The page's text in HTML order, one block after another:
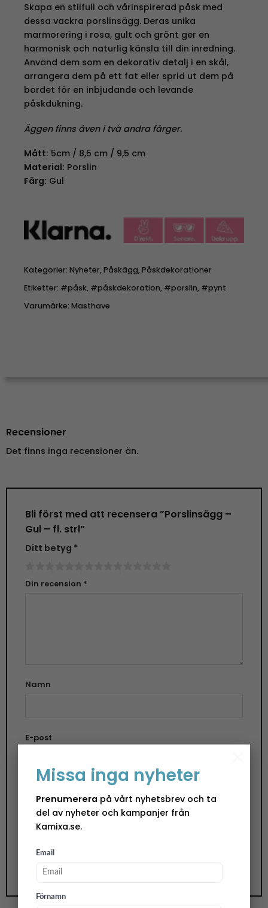
Missa inga nyheter
Prenumerera på vårt nyhetsbrev och ta
del av nyheter och kampanjer från
Kamixa.se.
Email
Förnamn
Skapa en stilfull och vårinspirerad påsk med
dessa vackra porslinsägg. Deras unika
marmorering i rosa, gult och grönt ger en
harmonisk och naturlig känsla till din inredning.
Använd dem som en dekorativ detalj i en skål,
arrangera dem på ett fat eller sprid ut dem på
bordet för en inbjudande och levande
påskdukning.
Äggen finns även i två andra färger.
Mått: 5cm / 8,5 cm / 9,5 cm
Material: Porslin
Färg: Gul
Kategorier: Nyheter,Påskägg,Påskdekorationer
Etiketter: #påsk, #påskdekoration, #porslin, #pynt
Varumärke: Masthave
Recensioner
Det finns inga recensioner än.
Bli först med att recensera ”Porslinsägg –
Gul – fl. strl”
Ditt betyg *
Din recension *
Namn
E-post
webbplats i denna webbläsare till nästa gång jag
skriver en kommentar.